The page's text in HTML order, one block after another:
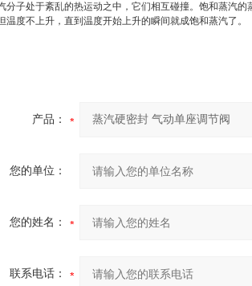
分子处于紊乱的热运动之中，它们相互碰撞。饱和蒸汽
温度不上升，直到温度开始上升的瞬间就成饱和蒸汽了。
产品：
您的单位：
您的姓名：
联系电话：